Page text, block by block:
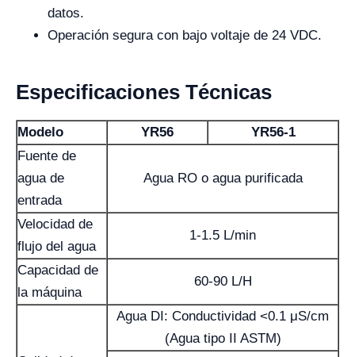
datos.
Operación segura con bajo voltaje de 24 VDC.
Especificaciones Técnicas
Modelo YR56
YR56-1
Fuente de
agua de
entrada
Agua RO o agua purificada
Velocidad de
flujo del agua
1-1.5 L/min
Capacidad de
la máquina
60-90 L/H
Agua DI: Conductividad <0.1 μS/cm
(Agua tipo II ASTM)